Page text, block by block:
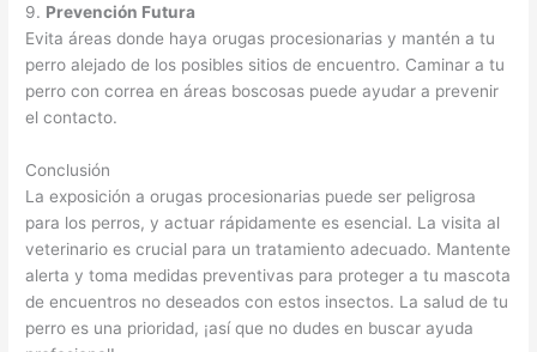
9. Prevención Futura
Evita áreas donde haya orugas procesionarias y mantén a tu
perro alejado de los posibles sitios de encuentro. Caminar a tu
perro con correa en áreas boscosas puede ayudar a prevenir
el contacto.
Conclusión
La exposición a orugas procesionarias puede ser peligrosa
para los perros, y actuar rápidamente es esencial. La visita al
veterinario es crucial para un tratamiento adecuado. Mantente
alerta y toma medidas preventivas para proteger a tu mascota
de encuentros no deseados con estos insectos. La salud de tu
perro es una prioridad, ¡así que no dudes en buscar ayuda